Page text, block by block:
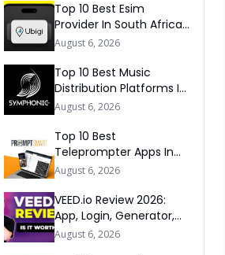
Top 10 Best Esim
Provider In South Africa
2026
August 6, 2026
Top 10 Best Music
Distribution Platforms In
The World 2026
August 6, 2026
Top 10 Best
Teleprompter Apps In
2026
August 6, 2026
VEED.io Review 2026:
App, Login, Generator,
Download, AI & FAQs
August 6, 2026